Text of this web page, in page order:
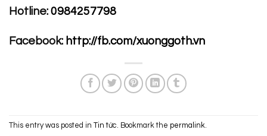
Hotline: 0984257798
Facebook: http://fb.com/xuonggoth.vn
This entry was posted in Tin tức. Bookmark the permalink.